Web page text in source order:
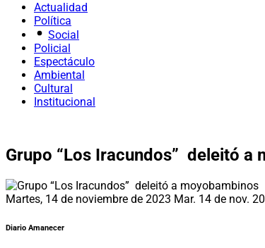
Actualidad
Política
Social
Policial
Espectáculo
Ambiental
Cultural
Institucional
Grupo “Los Iracundos” deleitó a
Martes, 14 de noviembre de 2023 Mar. 14 de nov.
Diario Amanecer